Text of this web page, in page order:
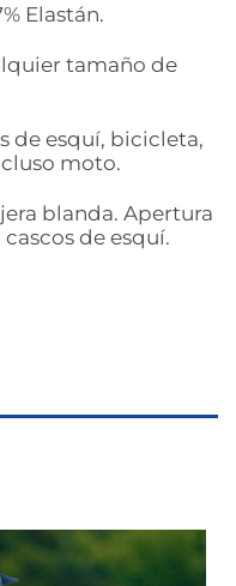
Elastán.
tamaño de
de esquí, bicicleta,
moto.
blanda. Apertura
de esquí.